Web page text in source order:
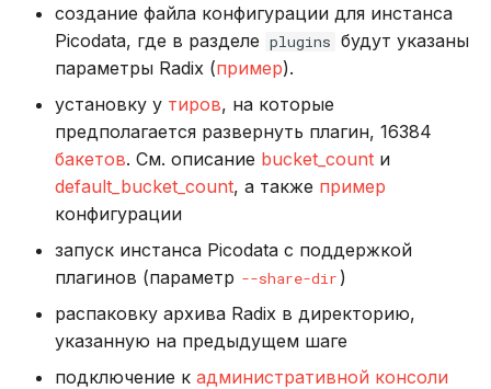
Управление кластером
cluster getkeysinslot
cluster info
cluster keyslot
cluster myid
cluster nodes
создание файла конфигурации для инстанса
Picodata, где в разделе plugins будут указаны
параметры Radix (пример).
установку у тиров, на которые
предполагается развернуть плагин, 16384
бакетов. См. описание bucket_count и
default_bucket_count, а также пример
конфигурации
запуск инстанса Picodata с поддержкой
плагинов (параметр --share-dir )
распаковку архива Radix в директорию,
указанную на предыдущем шаге
подключение к административной консоли